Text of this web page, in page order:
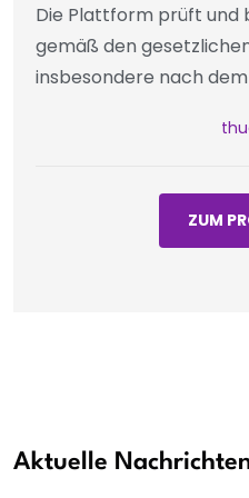
Die Plattform prüft und
gemäß den
insbesondere nach dem
ZUM
Aktuelle